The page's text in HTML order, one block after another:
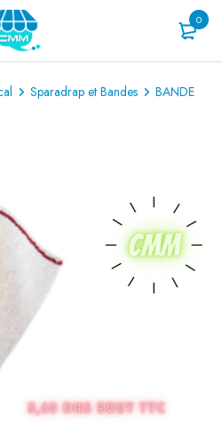
0
Sparadrap et Bandes
BANDE